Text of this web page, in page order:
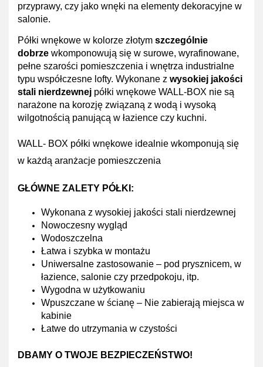
przyprawy, czy jako wnęki na elementy dekoracyjne w
salonie.
Półki wnękowe w kolorze złotym szczególnie
dobrze wkomponowują się w surowe, wyrafinowane,
pełne szarości pomieszczenia i wnętrza industrialne
typu współczesne lofty. Wykonane z wysokiej jakości
stali nierdzewnej półki wnękowe WALL-BOX nie są
narażone na korozję związaną z wodą i wysoką
wilgotnością panującą w łazience czy kuchni.
WALL- BOX półki wnękowe idealnie wkomponują się
w każdą aranżacje pomieszczenia
GŁÓWNE ZALETY PÓŁKI:
Wykonana z wysokiej jakości stali nierdzewnej
Nowoczesny wygląd
Wodoszczelna
Łatwa i szybka w montażu
Uniwersalne zastosowanie – pod prysznicem, w
łazience, salonie czy przedpokoju, itp.
Wygodna w użytkowaniu
Wpuszczane w ścianę – Nie zabierają miejsca w
kabinie
Łatwe do utrzymania w czystości
DBAMY O TWOJE BEZPIECZEŃSTWO!